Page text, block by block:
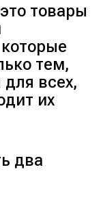
товары
тем,
всех,
их
два